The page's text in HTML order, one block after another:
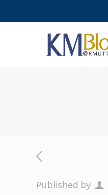
Published by